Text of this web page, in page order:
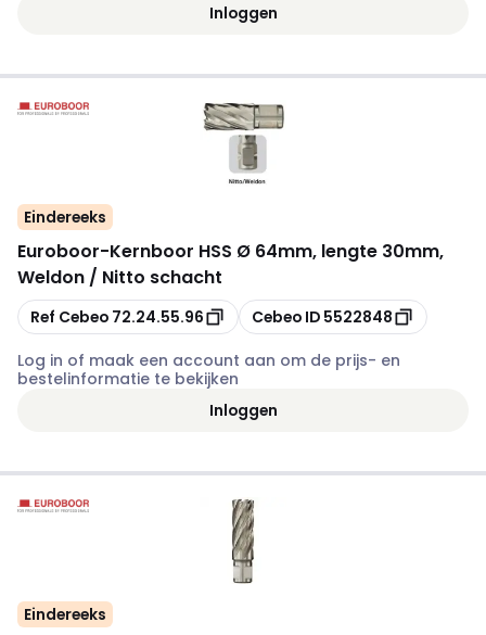
Inloggen
Eindereeks
Euroboor-Kernboor HSS Ø 64mm, lengte 30mm,
Weldon / Nitto schacht
Kopiëren
Ref Cebeo 72.24.55.96 Kopiëren
Cebeo ID 5522848
Log in of maak een account aan om de prijs- en
bestelinformatie te bekijken
Inloggen
Eindereeks